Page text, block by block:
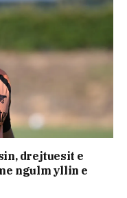
drejtuesit e
ngulm yllin e